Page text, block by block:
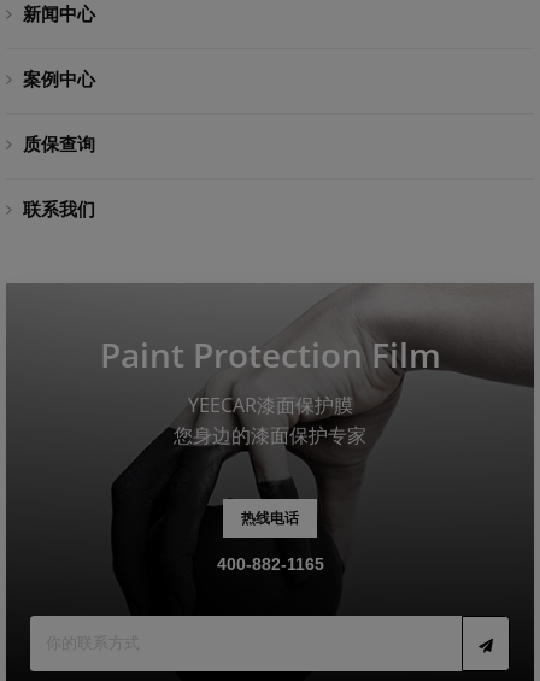
新闻中心
案例中心
质保查询
联系我们
Paint Protection Film
YEECAR漆面保护膜
您身边的漆面保护专家
热线电话
400-882-1165